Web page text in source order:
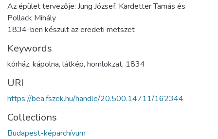
Az épület tervezője: Jung József, Kardetter Tamás és
Pollack Mihály
1834-ben készült az eredeti metszet
Keywords
kórház, kápolna, látkép, homlokzat, 1834
URI
https://bea.fszek.hu/handle/20.500.14711/162344
Collections
Budapest-képarchívum